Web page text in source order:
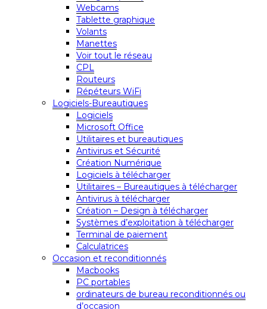
Webcams
Tablette graphique
Volants
Manettes
Voir tout le réseau
CPL
Routeurs
Répéteurs WiFi
Logiciels-Bureautiques
Logiciels
Microsoft Office
Utilitaires et bureautiques
Antivirus et Sécurité
Création Numérique
Logiciels à télécharger
Utilitaires – Bureautiques à télécharger
Antivirus à télécharger
Création – Design à télécharger
Systèmes d’exploitation à télécharger
Terminal de paiement
Calculatrices
Occasion et reconditionnés
Macbooks
PC portables
ordinateurs de bureau reconditionnés ou
d’occasion